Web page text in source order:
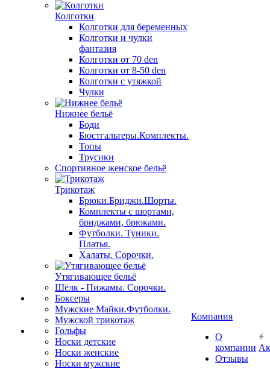
Колготки
Колготки для беременных
Колготки и чулки
фантазия
Колготки от 70 den
Колготки от 8-50 den
Колготки с утяжкой
Чулки
Нижнее бельё
Боди
Бюстгальтеры.Комплекты.
Топы
Трусики
Спортивное женское бельё
Трикотаж
Брюки.Бриджи.Шорты.
Комплекты с шортами,
бриджами, брюками.
Футболки. Туники.
Платья.
Халаты. Сорочки.
Утягивающее бельё
Шёлк - Пижамы. Сорочки.
Боксеры
Мужские Майки.Футболки.
Мужской трикотаж
Гольфы
Носки детские
Носки женские
Носки мужские
Компания
О
компании
Отзывы